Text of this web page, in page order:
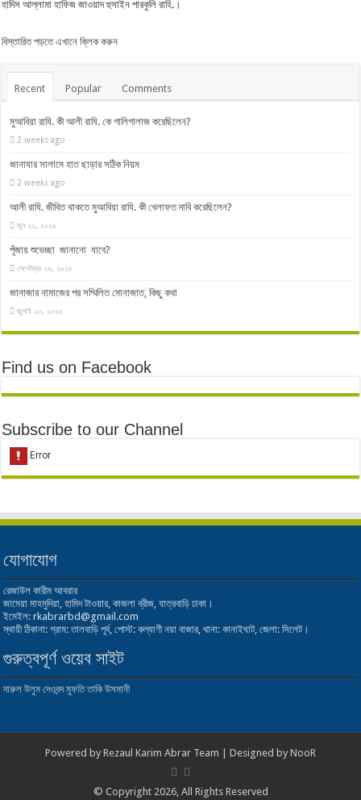
হাদিস আল্লামা হাফিজ জাওয়াদ হুসাইন পারকুলি রাহি.।
বিস্তারিত পড়তে এখানে ক্লিক করুন
Recent Popular Comments
মুআবিয়া রাযি. কী আলী রাযি. কে গালিগালাজ করেছিলেন?
2 weeks ago
জানাযার সালামে হাত ছাড়ার সঠিক নিয়ম
2 weeks ago
আলী রাযি. জীবিত থাকতে মুআবিয়া রাযি. কী খেলাফত দাবি করেছিলেন?
জুন ২২, ২০২৬
পূঁজায় শুভেচ্ছা জানানো যাবে?
সেপ্টেম্বর ২৯, ২০২৫
জানাজার নামাজের পর সম্মিলিত মোনাজাত, কিছু কথা
জুলাই ২০, ২০২৫
Find us on Facebook
Subscribe to our Channel
যোগাযোগ
রেজাউল কারীম আবরার
জামেয়া মাহমুদিয়া, হামিদ টাওয়ার, কাজলা ব্রীজ, যাত্রবাড়ি ঢাকা।
ইমেইল: rkabrarbd@gmail.com
স্থায়ী ঠিকানা: গ্রাম: তালবাড়ি পূর্ব, পোস্ট: কল্যাণী নয়া বাজার, থানা: কানাইঘাট, জেলা: সিলেট।
গুরুত্বপূর্ণ ওয়েব সাইট
দারুল উলুম দেওবন্দ মুফতি তাকি উসমানী
Powered by Rezaul Karim Abrar Team | Designed by NooR
© Copyright 2026, All Rights Reserved